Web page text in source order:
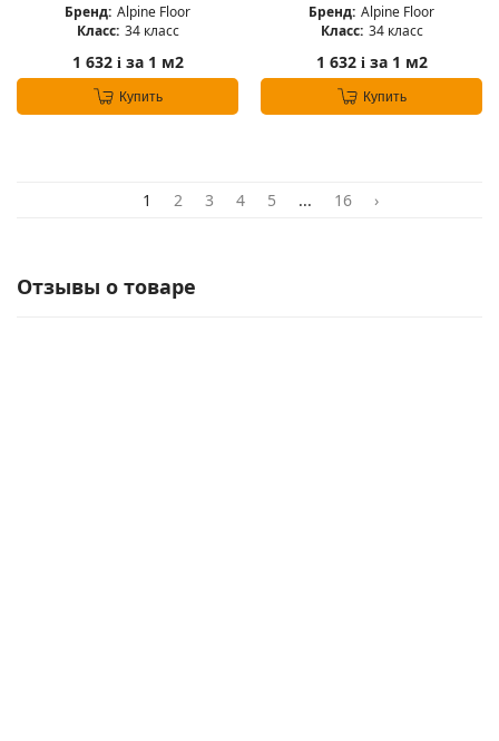
Бренд: Alpine Floor
Класс: 34 класс
1 632 iза 1 м2
Купить
Бренд: Alpine Floor
Класс: 34 класс
1 632 iза 1 м2
Купить
1 2 3 4 5 ... 16 ›
Отзывы о товаре